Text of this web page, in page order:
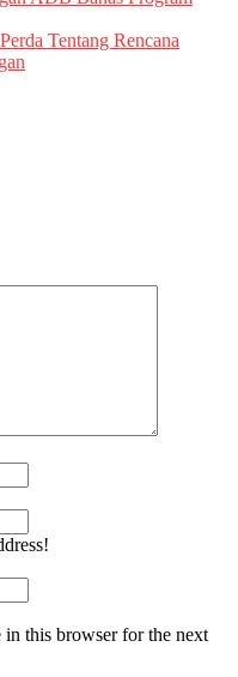
Tentang Rencana
in this browser for the next